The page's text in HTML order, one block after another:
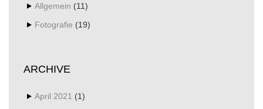
Allgemein (11)
Fotografie (19)
ARCHIVE
April 2021 (1)